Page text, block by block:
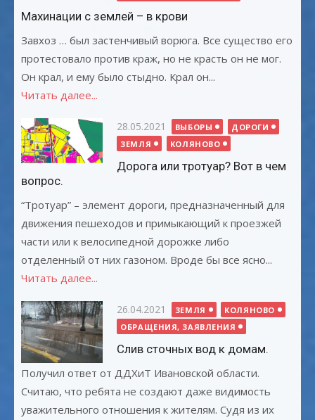
Махинации с землей – в крови
Завхоз … был застенчивый ворюга. Все существо его
протестовало против краж, но не красть он не мог.
Он крал, и ему было стыдно. Крал он...
Читать далее...
Опубликовано
28.05.2021 ВЫБОРЫ
ДОРОГИ
ЗЕМЛЯ
КОЛЯНОВО
Дорога или тротуар? Вот в чем
вопрос.
“Тротуар” – элемент дороги, предназначенный для
движения пешеходов и примыкающий к проезжей
части или к велосипедной дорожке либо
отделенный от них газоном. Вроде бы все ясно...
Читать далее...
Опубликовано
26.04.2021 ЗЕМЛЯ
КОЛЯНОВО
ОБРАЩЕНИЯ, ЗАЯВЛЕНИЯ
Слив сточных вод к домам.
Получил ответ от ДДХиТ Ивановской области.
Считаю, что ребята не создают даже видимость
уважительного отношения к жителям. Судя из их